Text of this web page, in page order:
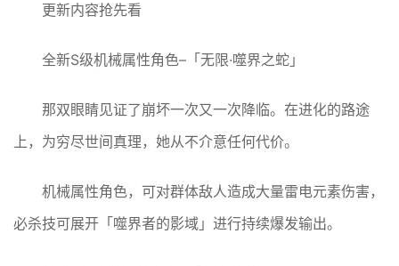
更新内容抢先看
全新S级机械属性角色–「无限·噬界之蛇」
那双眼睛见证了崩坏一次又一次降临。在进化的路途
上，为穷尽世间真理，她从不介意任何代价。
机械属性角色，可对群体敌人造成大量雷电元素伤害，
必杀技可展开「噬界者的影域」进行持续爆发输出。